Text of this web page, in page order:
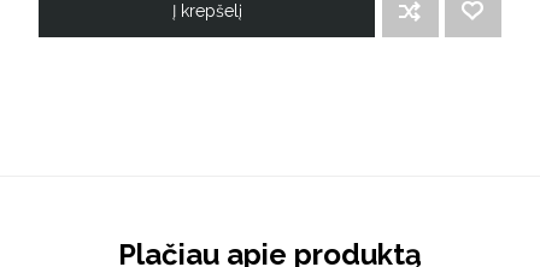
Į krepšelį
Plačiau apie produktą